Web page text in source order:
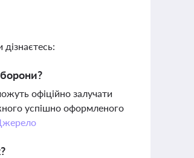
дізнаєтесь:
офіційно залучати
успішно оформленого